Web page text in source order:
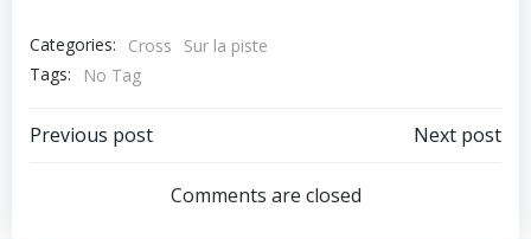
Categories: Cross
Sur la piste
Tags:
No Tag
Post
navigation
Previous post
navigation
Next post
Comments are closed